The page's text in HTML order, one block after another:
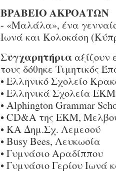
ΒΡΑΒΕΙΟ ΑΚΡΟΑΤΩΝ
- «Μαλάλα», ένα
Ιωνά και Κολοκάση
Συγχαρητήριααξίζουν
τους δόθηκε Τιμητικός
• Ελληνικό Σχολείο
• Ελληνικά Σχολεία
• Alphington Grammar
• CD&A της ΕΚΜ,
• KA Δημ.Σχ. Λεμεσού
• Busy Bees, Λευκωσία
• Γυμνάσιο Αραδίππου
• Γυμνάσιο Γερίου Ιωνά